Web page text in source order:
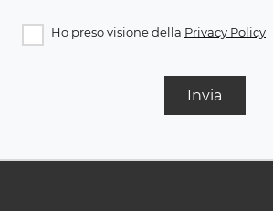
Ho preso visione della Privacy Policy
Invia